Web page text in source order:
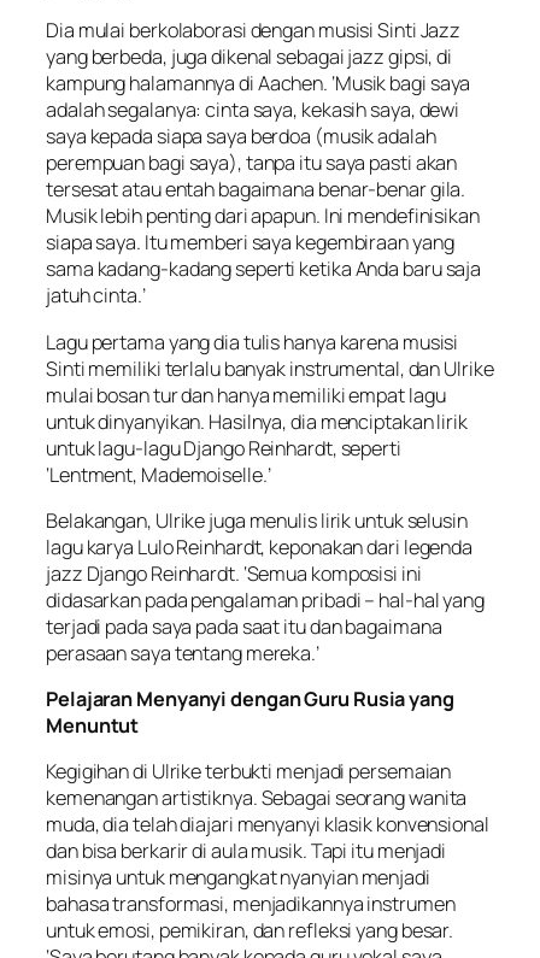
Dia mulai berkolaborasi dengan musisi Sinti Jazz
yang berbeda, juga dikenal sebagai jazz gipsi, di
kampung halamannya di Aachen. ‘Musik bagi saya
adalah segalanya: cinta saya, kekasih saya, dewi
saya kepada siapa saya berdoa (musik adalah
perempuan bagi saya), tanpa itu saya pasti akan
tersesat atau entah bagaimana benar-benar gila.
Musik lebih penting dari apapun. Ini mendefinisikan
siapa saya. Itu memberi saya kegembiraan yang
sama kadang-kadang seperti ketika Anda baru saja
jatuh cinta.’
Lagu pertama yang dia tulis hanya karena musisi
Sinti memiliki terlalu banyak instrumental, dan Ulrike
mulai bosan tur dan hanya memiliki empat lagu
untuk dinyanyikan. Hasilnya, dia menciptakan lirik
untuk lagu-lagu Django Reinhardt, seperti
‘Lentment, Mademoiselle.’
Belakangan, Ulrike juga menulis lirik untuk selusin
lagu karya Lulo Reinhardt, keponakan dari legenda
jazz Django Reinhardt. ‘Semua komposisi ini
didasarkan pada pengalaman pribadi – hal-hal yang
terjadi pada saya pada saat itu dan bagaimana
perasaan saya tentang mereka.’
Pelajaran Menyanyi dengan Guru Rusia yang
Menuntut
Kegigihan di Ulrike terbukti menjadi persemaian
kemenangan artistiknya. Sebagai seorang wanita
muda, dia telah diajari menyanyi klasik konvensional
dan bisa berkarir di aula musik. Tapi itu menjadi
misinya untuk mengangkat nyanyian menjadi
bahasa transformasi, menjadikannya instrumen
untuk emosi, pemikiran, dan refleksi yang besar.